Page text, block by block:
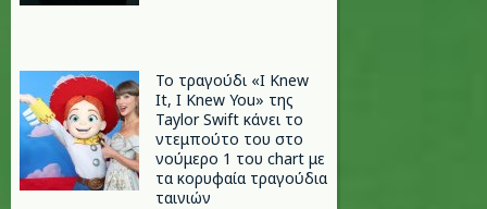
Το τραγούδι «I Knew
It, I Knew You» της
Taylor Swift κάνει το
ντεμπούτο του στο
νούμερο 1 του chart με
τα κορυφαία τραγούδια
ταινιών